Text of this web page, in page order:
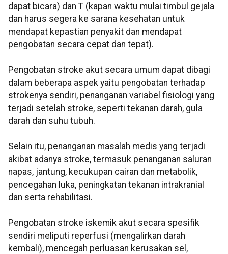
dapat bicara) dan T (kapan waktu mulai timbul gejala
dan harus segera ke sarana kesehatan untuk
mendapat kepastian penyakit dan mendapat
pengobatan secara cepat dan tepat).
Pengobatan stroke akut secara umum dapat dibagi
dalam beberapa aspek yaitu pengobatan terhadap
strokenya sendiri, penanganan variabel fisiologi yang
terjadi setelah stroke, seperti tekanan darah, gula
darah dan suhu tubuh.
Selain itu, penanganan masalah medis yang terjadi
akibat adanya stroke, termasuk penanganan saluran
napas, jantung, kecukupan cairan dan metabolik,
pencegahan luka, peningkatan tekanan intrakranial
dan serta rehabilitasi.
Pengobatan stroke iskemik akut secara spesifik
sendiri meliputi reperfusi (mengalirkan darah
kembali), mencegah perluasan kerusakan sel,